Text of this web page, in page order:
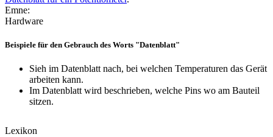
Emne:
Hardware
Beispiele für den Gebrauch des Worts "Datenblatt"
Sieh im Datenblatt nach, bei welchen Temperaturen das Gerät
arbeiten kann.
Im Datenblatt wird beschrieben, welche Pins wo am Bauteil
sitzen.
Lexikon